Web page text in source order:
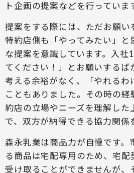
ト企画の提案などを行っていま
提案をする際には、ただお願い
特約店側も「やってみたい」と
な提案を意識しています。入社
てください！」とお願いするば
考える余裕がなく、「やれるわ
こともありました。その時の
約店の立場やニーズを理解した
で、双方が納得できる協力関係
森永乳業は商品力が自慢です。
る商品は宅配専用のため、宅配
受け取ることができませんが、